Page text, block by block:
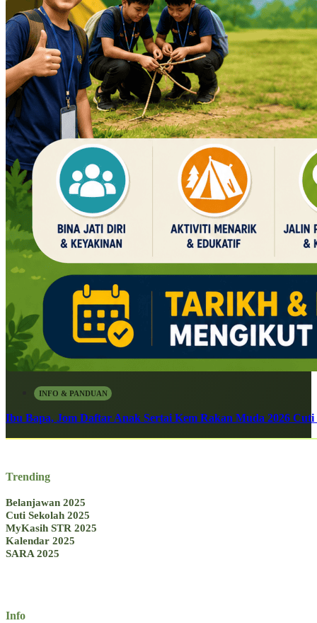
INFO & PANDUAN
Ibu Bapa, Jom Daftar Anak Sertai Kem Rakan Muda 2026
Trending
Belanjawan 2025
Cuti Sekolah 2025
MyKasih STR 2025
Kalendar 2025
SARA 2025
Info